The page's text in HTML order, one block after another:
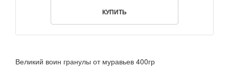
КУПИТЬ
Великий воин гранулы от муравьев 400гр